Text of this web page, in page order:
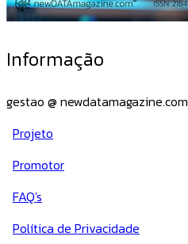
Informação
gestao @ newdatamagazine.com
Projeto
Promotor
FAQ's
Política de Privacidade